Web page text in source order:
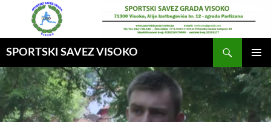
SPORTSKI SAVEZ VISOKO
GLAVNI
MENI